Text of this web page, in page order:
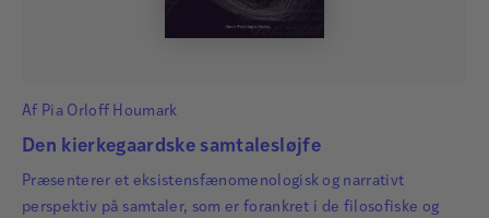
Af Pia Orloff Houmark
Den kierkegaardske samtalesløjfe
Præsenterer et eksistensfænomenologisk og narrativt
perspektiv på samtaler, som er forankret i de filosofiske og